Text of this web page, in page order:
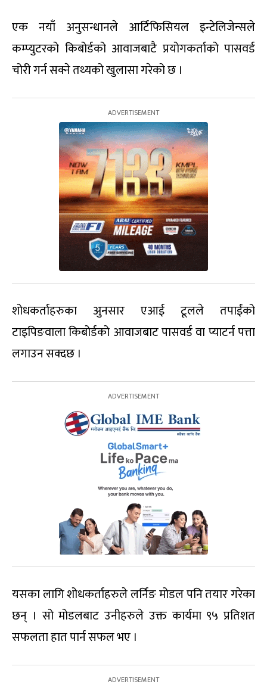
एक नयाँ अनुसन्धानले आर्टिफिसियल इन्टेलिजेन्सले
कम्प्युटरको किबोर्डको आवाजबाटै प्रयोगकर्ताको पासवर्ड
चोरी गर्न सक्ने तथ्यको खुलासा गरेको छ ।
शोधकर्ताहरुका अुनसार एआई टूलले तपाईंको
टाइपिङवाला किबोर्डको आवाजबाट पासवर्ड वा प्याटर्न पत्ता
लगाउन सक्दछ ।
यसका लागि शोधकर्ताहरुले लर्निङ मोडल पनि तयार गरेका
छन् । सो मोडलबाट उनीहरुले उक्त कार्यमा ९५ प्रतिशत
सफलता हात पार्न सफल भए ।